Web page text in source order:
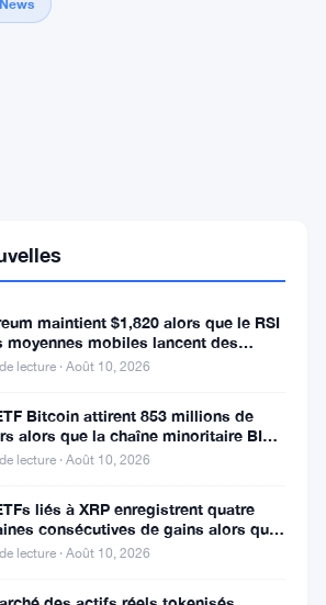
maintient $1,820 alors que le RSI
moyennes mobiles lancent des
d’avertissement
lecture · Août 10, 2026
Bitcoin attirent 853 millions de
alors que la chaîne minoritaire BIP-
après deux
lecture · Août 10, 2026
liés à XRP enregistrent quatre
consécutives de gains alors que
teste le support à 1
lecture · Août 10, 2026